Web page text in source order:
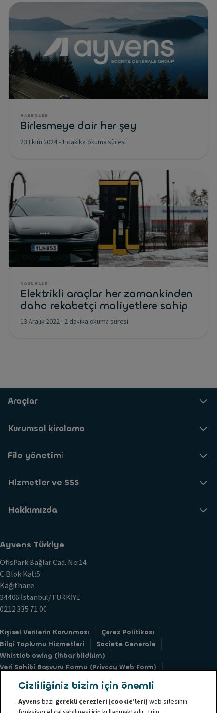
HABERLER
Birlesmeye dair her şey
23 Ekim 2024- 1 dakika okuma süresi
HABERLER
Elektrikli araçlar her zamankinden
daha rekabetçi maliyetlere sahip
13 Aralık 2022- 2 dakika okuma süresi
Araçlar
Kurumsal kiralama
Filo yönetimi
Hizmetler ve SSS
Hakkımızda
Ayvens Türkiye
OfisPark Bağlar Cad. No:14
C Blok Kat:5
Kağıthane
34406 İstanbul/TÜRKİYE
0212 335 71 00
Kişisel Verilerin Korunması
Çerez Politikası
Bilgi Toplumu Hizmetleri
Societe Generale
Whistleblowing (İhbar bildirim)
Veri Sahibi Başvuru Formu (Privacy Web Form)
Kullanım Koşulları
Şikayet Yönetim Politikamız
Gizliliğiniz bizim için önemli
Ayvens bazı gerekli çerezleri (cookie’leri) web sitesinin